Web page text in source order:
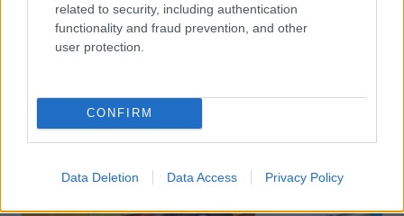
related to security, including authentication
functionality and fraud prevention, and other
user protection.
CONFIRM
Data Deletion Data Access Privacy Policy
KOMENTÁRE Pridať
VIDEO